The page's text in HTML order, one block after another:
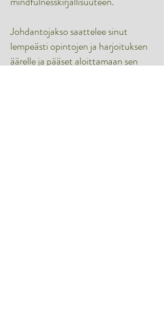
Johdantojakso saattelee sinut
lempeästi opintojen ja harjoituksen
äärelle ja pääset aloittamaan sen